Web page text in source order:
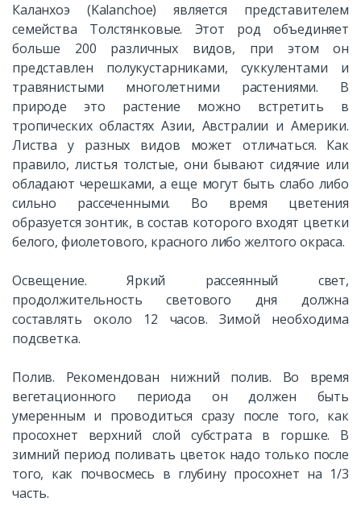
Каланхоэ (Kalanchoe) является представителем
семейства Толстянковые. Этот род объединяет
больше 200 различных видов, при этом он
представлен полукустарниками, суккулентами и
травянистыми многолетними растениями. В
природе это растение можно встретить в
тропических областях Азии, Австралии и Америки.
Листва у разных видов может отличаться. Как
правило, листья толстые, они бывают сидячие или
обладают черешками, а еще могут быть слабо либо
сильно рассеченными. Во время цветения
образуется зонтик, в состав которого входят цветки
белого, фиолетового, красного либо желтого окраса.
Освещение. Яркий рассеянный свет,
продолжительность светового дня должна
составлять около 12 часов. Зимой необходима
подсветка.
Полив. Рекомендован нижний полив. Во время
вегетационного периода он должен быть
умеренным и проводиться сразу после того, как
просохнет верхний слой субстрата в горшке. В
зимний период поливать цветок надо только после
того, как почвосмесь в глубину просохнет на 1/3
часть.